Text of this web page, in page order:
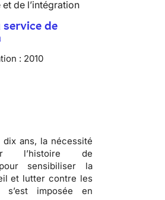
et de l’intégration
service de
: 2010
ans, la nécessité
l’histoire de
sensibiliser la
et lutter contre les
s’est imposée en